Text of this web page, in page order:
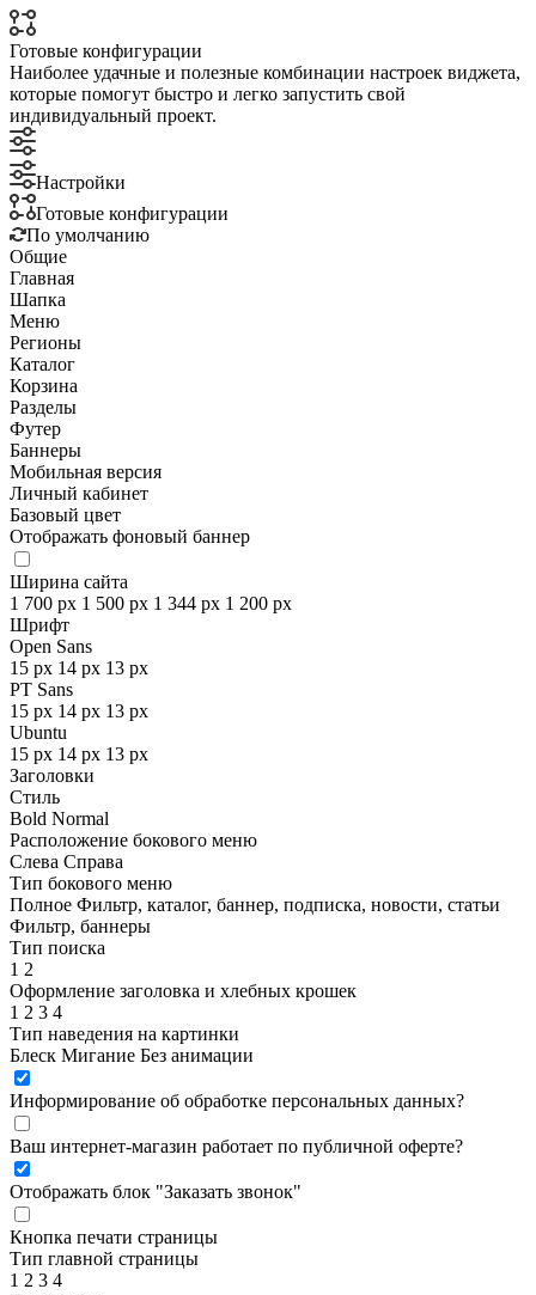
Готовые конфигурации
Наиболее удачные и полезные комбинации настроек виджета,
которые помогут быстро и легко запустить свой
индивидуальный проект.
Настройки
Готовые конфигурации
По умолчанию
Общие
Главная
Шапка
Меню
Регионы
Каталог
Корзина
Разделы
Футер
Баннеры
Мобильная версия
Личный кабинет
Базовый цвет
Отображать фоновый баннер
Ширина сайта
1 700 px 1 500 px 1 344 px 1 200 px
Шрифт
Open Sans
15 px 14 px 13 px
PT Sans
15 px 14 px 13 px
Ubuntu
15 px 14 px 13 px
Заголовки
Стиль
Bold Normal
Расположение бокового меню
Слева Справа
Тип бокового меню
Полное Фильтр, каталог, баннер, подписка, новости, статьи
Фильтр, баннеры
Тип поиска
1 2
Оформление заголовка и хлебных крошек
1 2 3 4
Тип наведения на картинки
Блеск Мигание Без анимации
Информирование об обработке персональных данных?
Ваш интернет-магазин работает по публичной оферте?
Отображать блок "Заказать звонок"
Кнопка печати страницы
Тип главной страницы
1 2 3 4